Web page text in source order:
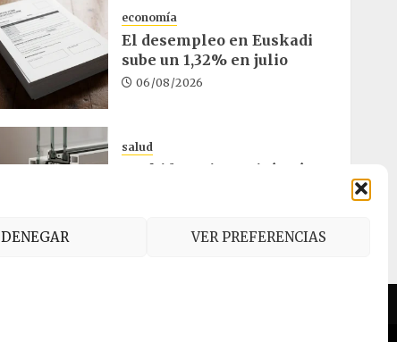
DENEGAR VER PREFERENCIAS
economía
El desempleo en Euskadi
sube un 1,32% en julio
06/08/2026
salud
Osakidetza invertirá más
05/08/2026